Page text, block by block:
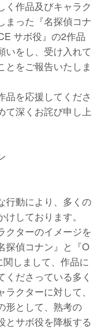
く作品及びキャラク
まった『名探偵コナ
サボ役』の2作品
いをし、受け入れて
とをご報告いたしま
品を応援してくださ
て深くお詫び申し上
行動により、多くの
しております。
クターのイメージを
探偵コナン』と『O
しまして、作品に
ださっている多く
クターに対して、
形として、熟考の
とサボ役を降板する